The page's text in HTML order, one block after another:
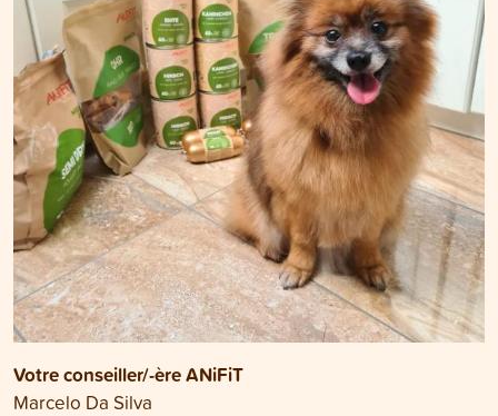
Votre conseiller/-ère ANiFiT
Marcelo Da Silva